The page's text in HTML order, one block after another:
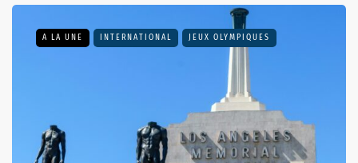
A LA UNE INTERNATIONAL JEUX OLYMPIQUES